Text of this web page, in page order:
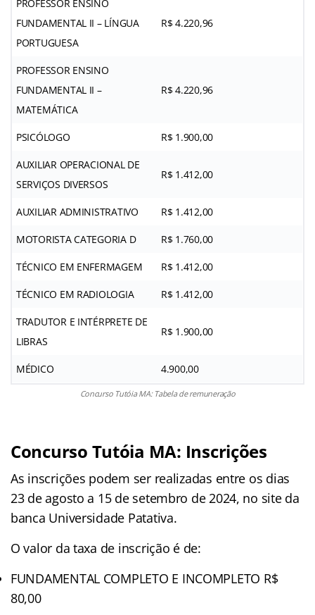
PROFESSOR ENSINO
FUNDAMENTAL II – LÍNGUA
PORTUGUESA
R$ 4.220,96
PROFESSOR ENSINO
FUNDAMENTAL II –
MATEMÁTICA
R$ 4.220,96
PSICÓLOGO R$ 1.900,00
AUXILIAR OPERACIONAL DE
SERVIÇOS DIVERSOS
R$ 1.412,00
AUXILIAR ADMINISTRATIVO R$ 1.412,00
MOTORISTA CATEGORIA D R$ 1.760,00
TÉCNICO EM ENFERMAGEM R$ 1.412,00
TÉCNICO EM RADIOLOGIA R$ 1.412,00
TRADUTOR E INTÉRPRETE DE
LIBRAS
R$ 1.900,00
MÉDICO 4.900,00
Concurso Tutóia MA: Tabela de remuneração
Concurso Tutóia MA: Inscrições
As inscrições podem ser realizadas entre os dias
23 de agosto a 15 de setembro de 2024, no site da
banca Universidade Patativa.
O valor da taxa de inscrição é de:
FUNDAMENTAL COMPLETO E INCOMPLETO R$
80,00